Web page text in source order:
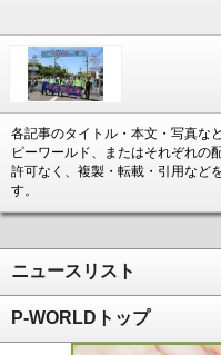
各記事のタイトル・本文・写真な
ピーワールド、またはそれぞれの
許可なく、複製・転載・引用など
す。
ニュースリスト
P-WORLDトップ